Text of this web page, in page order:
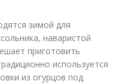
зимой для
наваристой
приготовить
используется
из огурцов под